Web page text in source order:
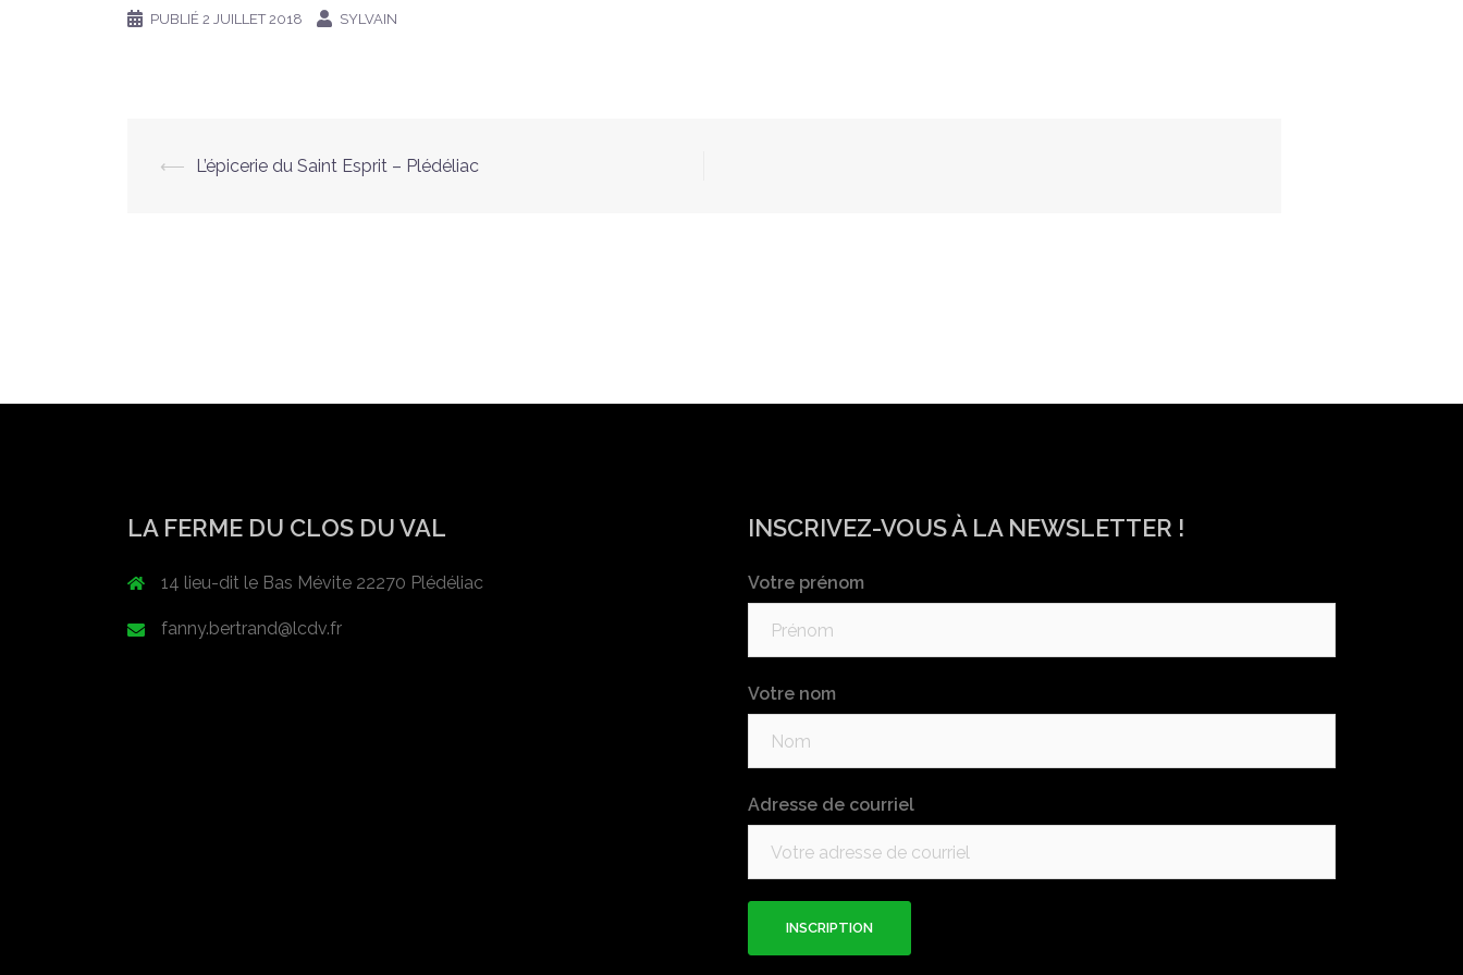
PUBLIÉ 2 JUILLET 2018 SYLVAIN
Navigation
⟵ L’épicerie du Saint Esprit – Plédéliac
LA FERME DU CLOS DU VAL
14 lieu-dit le Bas Mévite 22270 Plédéliac
fanny.bertrand@lcdv.fr
INSCRIVEZ-VOUS À LA NEWSLETTER !
Votre prénom
Votre nom
Adresse de courriel